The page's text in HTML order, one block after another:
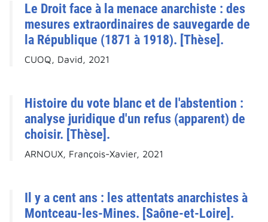
Le Droit face à la menace anarchiste : des
mesures extraordinaires de sauvegarde de
la République (1871 à 1918). [Thèse].
CUOQ, David, 2021
Histoire du vote blanc et de l'abstention :
analyse juridique d'un refus (apparent) de
choisir. [Thèse].
ARNOUX, François-Xavier, 2021
Il y a cent ans : les attentats anarchistes à
Montceau-les-Mines. [Saône-et-Loire].